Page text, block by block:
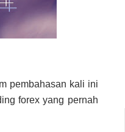
pembahasan kali ini
forex yang pernah